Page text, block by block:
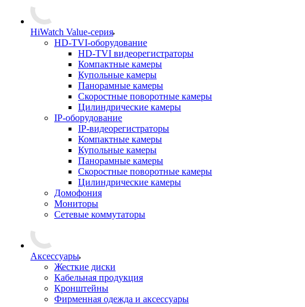
HiWatch Value-серия
HD-TVI-оборудование
HD-TVI видеорегистраторы
Компактные камеры
Купольные камеры
Панорамные камеры
Скоростные поворотные камеры
Цилиндрические камеры
IP-оборудование
IP-видеорегистраторы
Компактные камеры
Купольные камеры
Панорамные камеры
Скоростные поворотные камеры
Цилиндрические камеры
Домофония
Мониторы
Сетевые коммутаторы
Аксессуары
Жесткие диски
Кабельная продукция
Кронштейны
Фирменная одежда и аксессуары